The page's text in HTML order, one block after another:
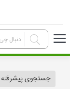
جستجوی پیشرفته